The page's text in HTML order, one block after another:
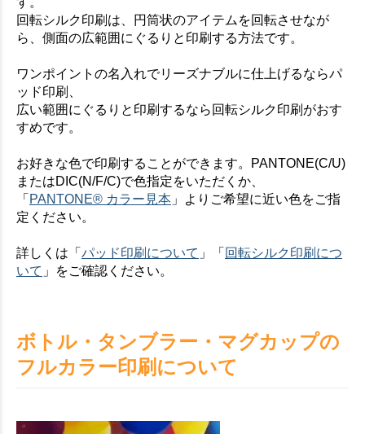
お買い物を続ける カートへ進む
回転シルク印刷は、円筒状のアイテムを回転させなが
ら、側面の広範囲にぐるりと印刷する方法です。
ワンポイントの名入れでリーズナブルに仕上げるならパ
ッド印刷、
広い範囲にぐるりと印刷するなら回転シルク印刷がおす
すめです。
お好きな色で印刷することができます。PANTONE(C/U)
またはDIC(N/F/C)で色指定をいただくか、
「 PANTONE® カラー見本 」よりご希望に近い色をご指
定ください。
詳しくは「 パッド印刷について 」「 回転シルク印刷につ
いて 」をご確認ください。
ボトル・タンブラー・マグカップの
フルカラー印刷について